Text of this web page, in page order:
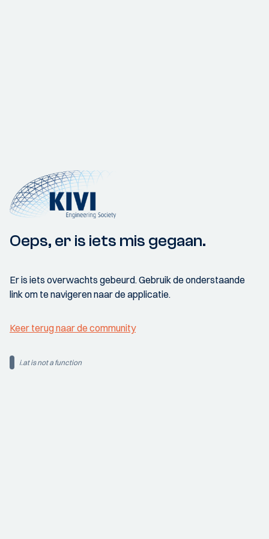
Oeps, er is iets mis gegaan.
Er is iets overwachts gebeurd. Gebruik de onderstaande
link om te navigeren naar de applicatie.
Keer terug naar de community
i.at is not a function